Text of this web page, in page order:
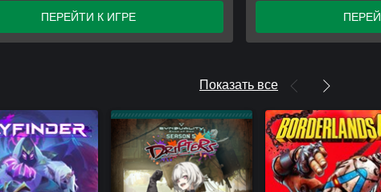
ПЕРЕЙТИ К ИГРЕ
Показать все